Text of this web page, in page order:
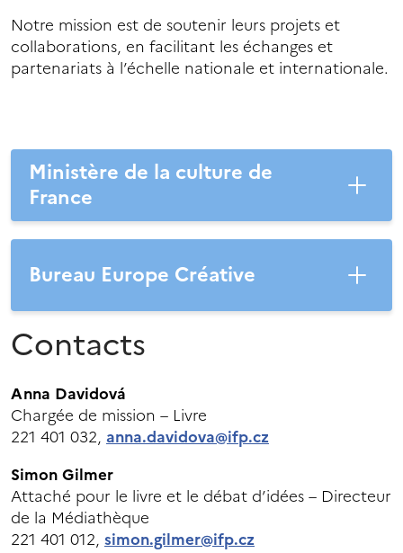
Notre mission est de soutenir leurs projets et
collaborations, en facilitant les échanges et
partenariats à l’échelle nationale et internationale.
Ministère de la culture de
France
Bureau Europe Créative
Contacts
Anna Davidová
Chargée de mission – Livre
221 401 032, anna.davidova@ifp.cz
Simon Gilmer
Attaché pour le livre et le débat d’idées – Directeur
de la Médiathèque
221 401 012, simon.gilmer@ifp.cz